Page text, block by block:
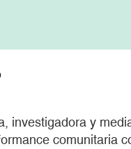
investigadora y
comunitaria